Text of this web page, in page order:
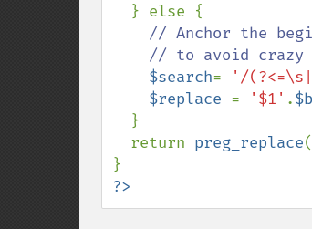
// Anchor the
$search= '/
$replace = '$1' .
  return
preg_replace(
?>